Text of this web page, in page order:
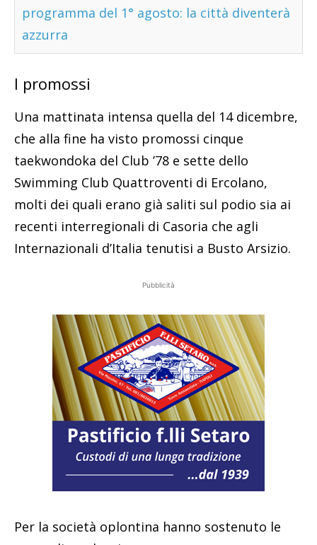
programma del 1° agosto: la città diventerà
azzurra
I promossi
Una mattinata intensa quella del 14 dicembre,
che alla fine ha visto promossi cinque
taekwondoka del Club ’78 e sette dello
Swimming Club Quattroventi di Ercolano,
molti dei quali erano già saliti sul podio sia ai
recenti interregionali di Casoria che agli
Internazionali d’Italia tenutisi a Busto Arsizio.
Pubblicità
Per la società oplontina hanno sostenuto le